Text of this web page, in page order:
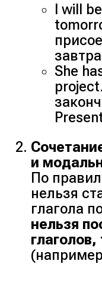
I will
She
и
По
нельзя
глагола
нельзя